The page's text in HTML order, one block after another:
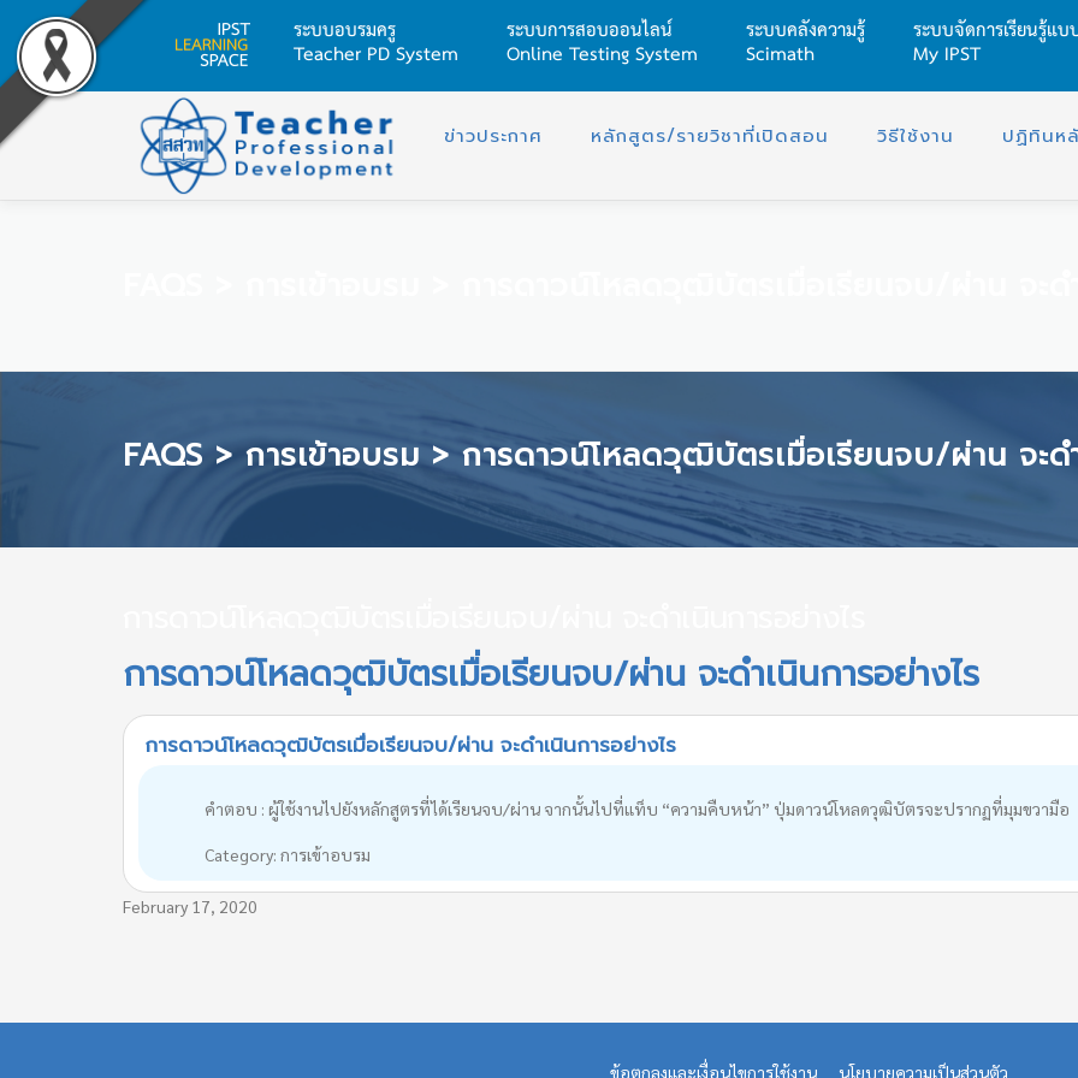
ระบบอบรมครู
Teacher PD System
ระบบการสอบออนไลน์
Online Testing System
ระบบคลังความรู้
Scimath
ระบบจัดการเรียนรู้แ
My IPST
to
ข่าวประกาศ หลักสูตร/รายวิชาที่เปิดสอน วิธีใช้งาน ปฏิทินห
FAQS>การเข้าอบรม> การดาวน์โหลดวุฒิบัตรเมื่อเรียนจบ/ผ่าน จะดำเนินก
การดาวน์โหลดวุฒิบัตรเมื่อเรียนจบ/ผ่าน จะดำเนินการอย่างไร
การดาวน์โหลดวุฒิบัตรเมื่อเรียนจบ/ผ่าน จะดำเนินการอย่างไร
คำตอบ : ผู้ใช้งานไปยังหลักสูตรที่ได้เรียนจบ/ผ่าน จากนั้นไปที่แท็บ “ความคืบหน้า” ปุ่มดาวน์โหลดวุฒิบัตรจะปรากฏที่มุมขวามือ
Category: การเข้าอบรม
February 17, 2020
ข้อตกลงและเงื่อนไขการใช้งาน นโยบายความเป็นส่วนตัว